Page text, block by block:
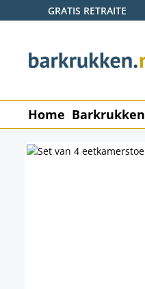
de hoofdinhoud
Ga naar de zoekopdracht
Ga naar de hoofdnavigatie
GRATIS RETRAITE
Home Barkrukken